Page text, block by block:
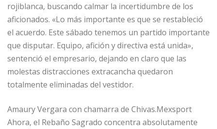
rojiblanca, buscando calmar la incertidumbre de los
aficionados. «Lo más importante es que se restableció
el acuerdo. Este sábado tenemos un partido importante
que disputar. Equipo, afición y directiva está unida»,
sentenció el empresario, dejando en claro que las
molestas distracciones extracancha quedaron
totalmente eliminadas del vestidor.
Amaury Vergara con chamarra de Chivas.Mexsport
Ahora, el Rebaño Sagrado concentra absolutamente